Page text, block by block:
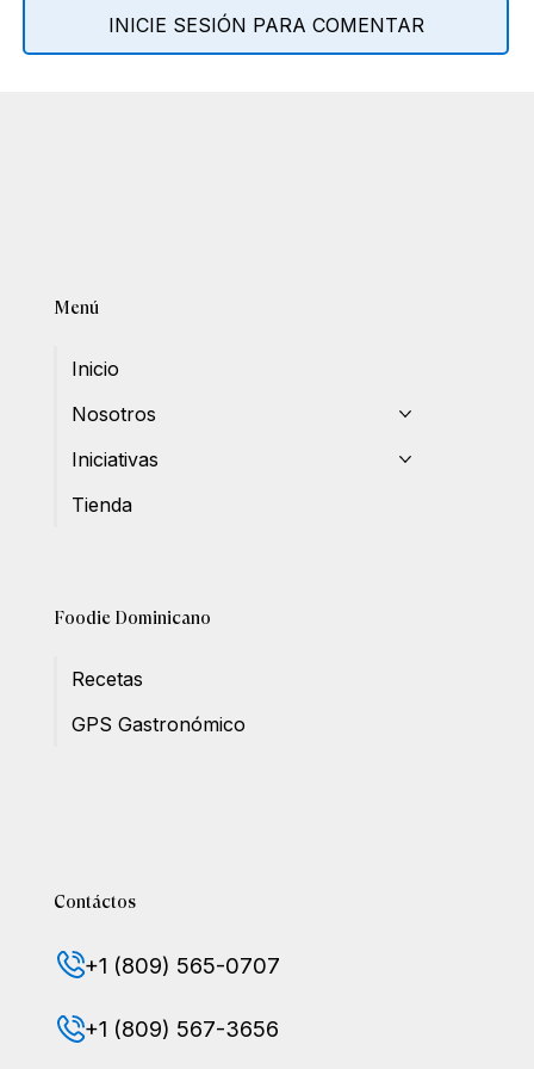
INICIE SESIÓN PARA COMENTAR
Menú
Inicio
Nosotros
Iniciativas
Tienda
Foodie Dominicano
Recetas
GPS Gastronómico
Contáctos
+1 (809) 565-0707
+1 (809) 567-3656